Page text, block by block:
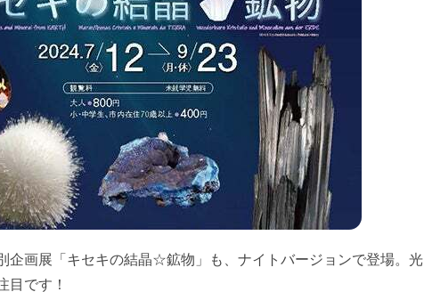
企画展「キセキの結晶☆鉱物」も、ナイトバージョンで登場。光
目です！